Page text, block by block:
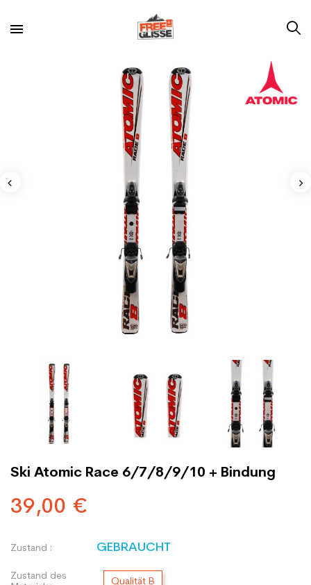
Ski Atomic Race 6/7/8/9/10 + Bindung
39,00 €
Zustand : GEBRAUCHT
Zustand des
Qualität B